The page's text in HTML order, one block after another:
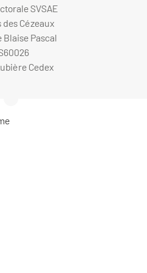
SVSAE
des Cézeaux
Blaise Pascal
Cedex